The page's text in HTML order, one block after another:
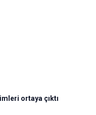
ortaya çıktı